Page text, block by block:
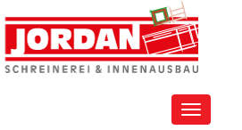
Toggle